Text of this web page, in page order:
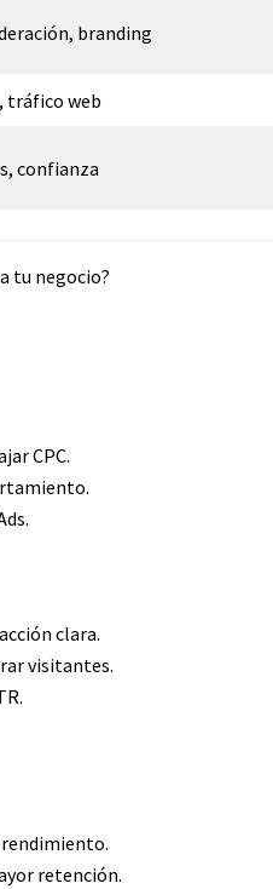
branding
tráfico web
confianza
CPC.
clara.
visitantes.
rendimiento.
retención.